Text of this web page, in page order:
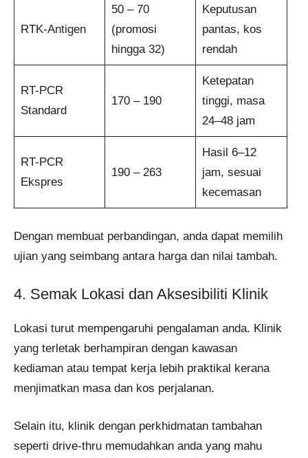
RTK-Antigen
50 – 70
(promosi
hingga 32)
Keputusan
pantas, kos
rendah
RT-PCR
Standard
170 – 190
Ketepatan
tinggi, masa
24–48 jam
RT-PCR
Ekspres
190 – 263
Hasil 6–12
jam, sesuai
kecemasan
Dengan membuat perbandingan, anda dapat memilih
ujian yang seimbang antara harga dan nilai tambah.
4. Semak Lokasi dan Aksesibiliti Klinik
Lokasi turut mempengaruhi pengalaman anda. Klinik
yang terletak berhampiran dengan kawasan
kediaman atau tempat kerja lebih praktikal kerana
menjimatkan masa dan kos perjalanan.
Selain itu, klinik dengan perkhidmatan tambahan
seperti drive-thru memudahkan anda yang mahu